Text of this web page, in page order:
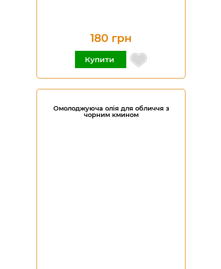
180 грн
Купити
Омолоджуюча олія для обличчя з
чорним кмином